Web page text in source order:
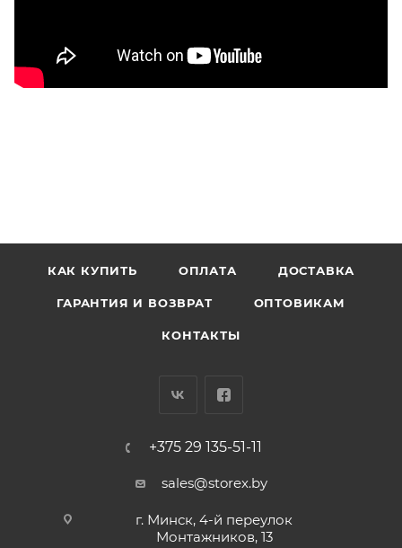
КАК КУПИТЬ ОПЛАТА ДОСТАВКА
ГАРАНТИЯ И ВОЗВРАТ ОПТОВИКАМ
КОНТАКТЫ
+375 29 135-51-11
sales@storex.by
г. Минск, 4-й переулок
Монтажников, 13